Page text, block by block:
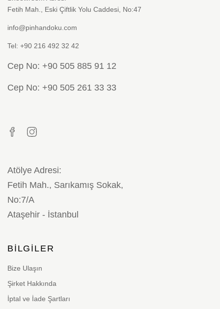
Fetih Mah., Eski Çiftlik Yolu Caddesi, No:47
info@pinhandoku.com
Tel: +90 216 492 32 42
Cep No: +90 505 885 91 12
Cep No: +90 505 261 33 33
Atölye Adresi:
Fetih Mah., Sarıkamış Sokak,
No:7/A
Ataşehir - İstanbul
BILGILER
Bize Ulaşın
Şirket Hakkında
İptal ve İade Şartları